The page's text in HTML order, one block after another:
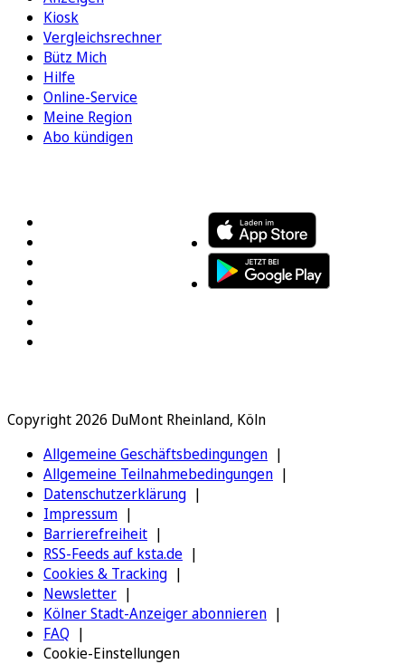
Kiosk
Vergleichsrechner
Bütz Mich
Hilfe
Online-Service
Meine Region
Abo kündigen
Copyright 2026 DuMont Rheinland, Köln
Allgemeine Geschäftsbedingungen
Allgemeine Teilnahmebedingungen
Datenschutzerklärung
Impressum
Barrierefreiheit
RSS-Feeds auf ksta.de
Cookies & Tracking
Newsletter
Kölner Stadt-Anzeiger abonnieren
FAQ
Cookie-Einstellungen